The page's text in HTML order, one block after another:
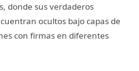
donde sus verdaderos
ocultos bajo capas de
con firmas en diferentes